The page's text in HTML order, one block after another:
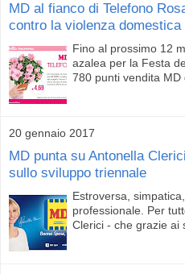
MD al fianco di Telefono
contro la violenza domestica
Fino al prossimo 12
azalea per la Festa
780 punti vendita MD
20 gennaio 2017
MD punta su Antonella
sullo sviluppo triennale
Estroversa,
professionale. Per
Clerici - che grazie ai